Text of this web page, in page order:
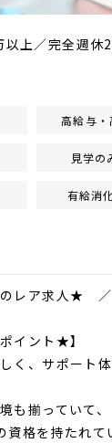
上／完全週
高給与・
見学の
有給消
レア求人★ ／
ント★】
、サポート体
揃っていて、
を持たれて